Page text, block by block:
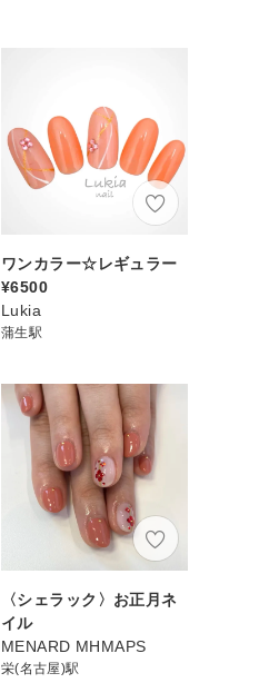
ワンカラー☆レギュラー
¥6500
Lukia
蒲生駅
〈シェラック〉お正月ネ
イル
MENARD MHMAPS
栄(名古屋)駅